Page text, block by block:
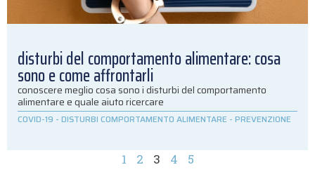
disturbi del comportamento alimentare: cosa
sono e come affrontarli
conoscere meglio cosa sono i disturbi del comportamento
alimentare e quale aiuto ricercare
COVID-19 - DISTURBI COMPORTAMENTO ALIMENTARE - PREVENZIONE
1 2 3 4 5